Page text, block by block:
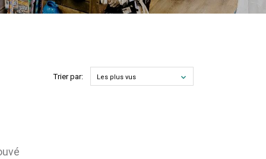
Trier par: Les plus vus